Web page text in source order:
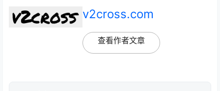
v2cross.com
查看作者文章